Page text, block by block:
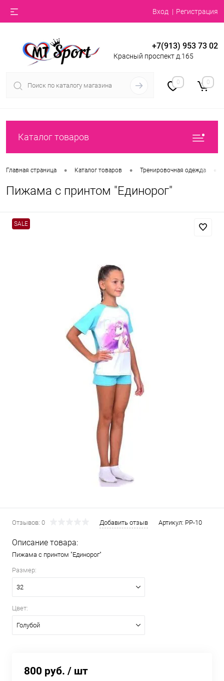
Вход Регистрация
+7(913) 953 73 02
Красный проспект д.165
0 0
Каталог товаров
Главная страница • Каталог товаров • Тренировочная одежда
Пижама с принтом "Единорог"
SALE
Отзывов: 0 Добавить отзыв Артикул: PP-10
Описание товара:
Пижама с принтом "Единорог"
Размер:
32
Цвет:
Голубой
800 руб. / шт